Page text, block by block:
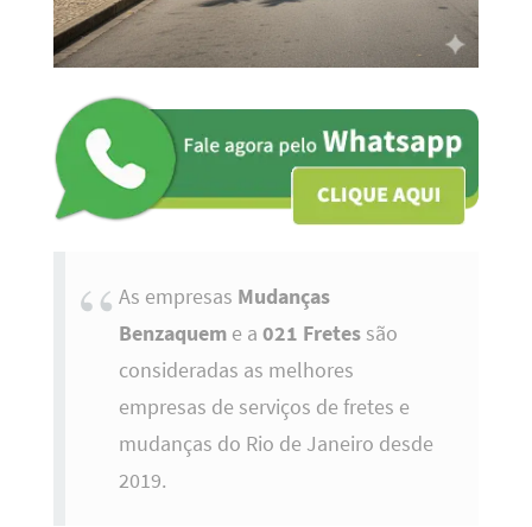
As empresas Mudanças
Benzaqueme a 021 Fretessão
consideradas as melhores
empresas de serviços de fretes e
mudanças do Rio de Janeiro desde
2019.